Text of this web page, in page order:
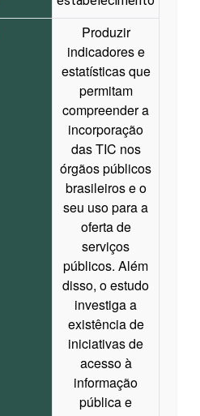
Produzir
indicadores e
estatísticas que
permitam
compreender a
incorporação
das TIC nos
órgãos públicos
brasileiros e o
seu uso para a
oferta de
serviços
públicos. Além
disso, o estudo
investiga a
existência de
iniciativas de
acesso à
informação
pública e